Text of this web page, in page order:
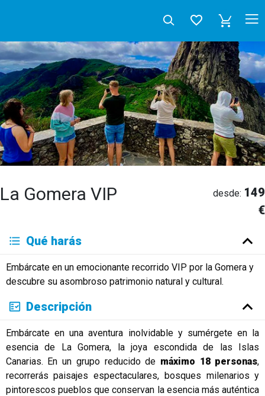
La Gomera VIP desde: 149
€
Deutsch English
Français
Italiano
Neerlandés
Русский
Qué harás
Embárcate en un emocionante recorrido VIP por la Gomera y
descubre su asombroso patrimonio natural y cultural.
Descripción
Embárcate en una aventura inolvidable y sumérgete en la
esencia de La Gomera, la joya escondida de las Islas
Canarias. En un grupo reducido de máximo 18 personas,
recorrerás paisajes espectaculares, bosques milenarios y
pintorescos pueblos que conservan la esencia más auténtica